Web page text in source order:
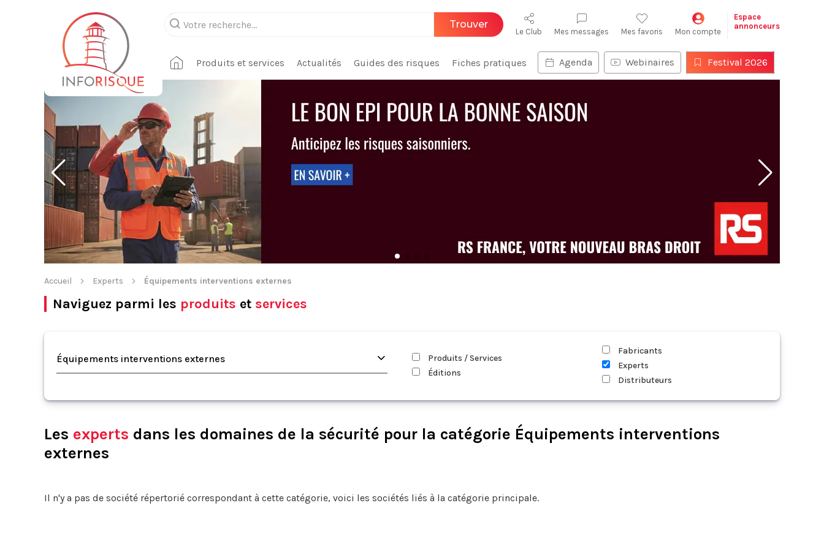
Trouver
Le Club Mes messages Mes favoris Mon compte
Espace
annonceurs
Produits et services Actualités Guides des risques Fiches pratiques Agenda Webinaires Festival 2026
Accueil Experts Équipements interventions externes
Naviguez parmi les produits et services
Équipements interventions externes
Produits / Services
Éditions
Fabricants
Experts
Distributeurs
Les experts dans les domaines de la sécurité pour la catégorie Équipements interventions
externes
Il n'y a pas de société répertorié correspondant à cette catégorie, voici les sociétés liés à la catégorie principale.